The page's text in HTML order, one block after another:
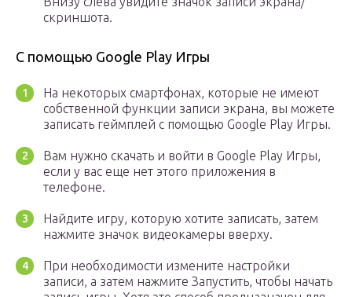
скриншота.
С помощью Google Play Игры
На некоторых смартфонах, которые не имеют
собственной функции записи экрана, вы можете
записать геймплей с помощью Google Play Игры.
Вам нужно скачать и войти в Google Play Игры,
если у вас еще нет этого приложения в
телефоне.
Найдите игру, которую хотите записать, затем
нажмите значок видеокамеры вверху.
При необходимости измените настройки
записи, а затем нажмите Запустить, чтобы начать